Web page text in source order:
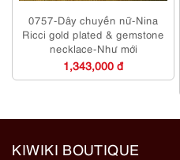
0757-Dây chuyền nữ-Nina
Ricci gold plated & gemstone
necklace-Như mới
1,343,000 đ
KIWIKI BOUTIQUE